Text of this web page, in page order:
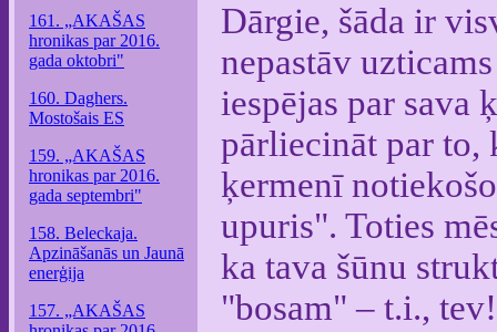
161. „AKAŠAS
hronikas par 2016.
gada oktobri"
160. Daghers.
Mostošais ES
159. „AKAŠAS
hronikas par 2016.
gada septembri"
158. Beleckaja.
Apzināšanās un Jaunā
enerģija
157. „AKAŠAS
Dārgie, šāda ir
nepastāv
iespējas par sava
pārliecināt par to,
ķermenī
upuris". Toties
ka tava šūnu
"bosam" – t.i., tev!